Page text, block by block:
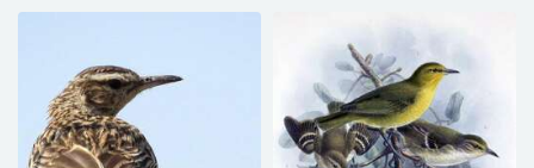
Crithagra frontalis